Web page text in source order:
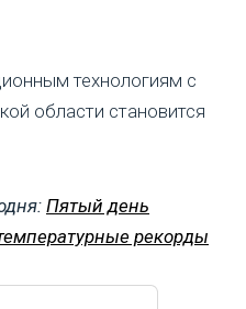
технологиям с
области становится
Пятый день
рекорды